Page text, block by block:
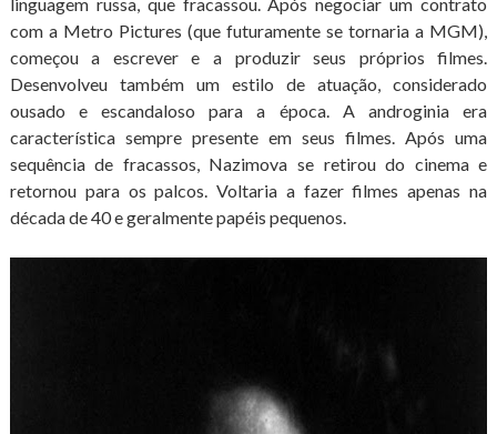
com a Metro Pictures (que futuramente se tornaria a MGM),
começou a escrever e a produzir seus próprios filmes.
Desenvolveu também um estilo de atuação, considerado
ousado e escandaloso para a época. A androginia era
característica sempre presente em seus filmes. Após uma
sequência de fracassos, Nazimova se retirou do cinema e
retornou para os palcos. Voltaria a fazer filmes apenas na
década de 40 e geralmente papéis pequenos.